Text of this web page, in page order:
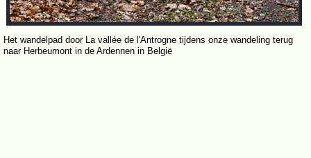
Het wandelpad door La vallée de l'Antrogne tijdens onze wandeling terug
naar Herbeumont in de Ardennen in België